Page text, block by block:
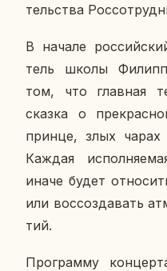
тель­ства
В начале
тель школы
том, что глав­ная
сказка о
принце, злых
Каждая
иначе будет
или вос­со­зда­вать
тий.
Про­грам­му